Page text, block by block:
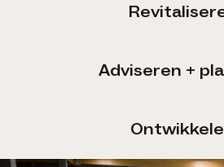
Adviseren +